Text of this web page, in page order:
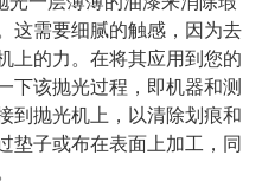
这需要细腻的触感，因为去
上的力。在将其应用到您的
下该抛光过程，即机器和测
到抛光机上，以清除划痕和
垫子或布在表面上加工，同